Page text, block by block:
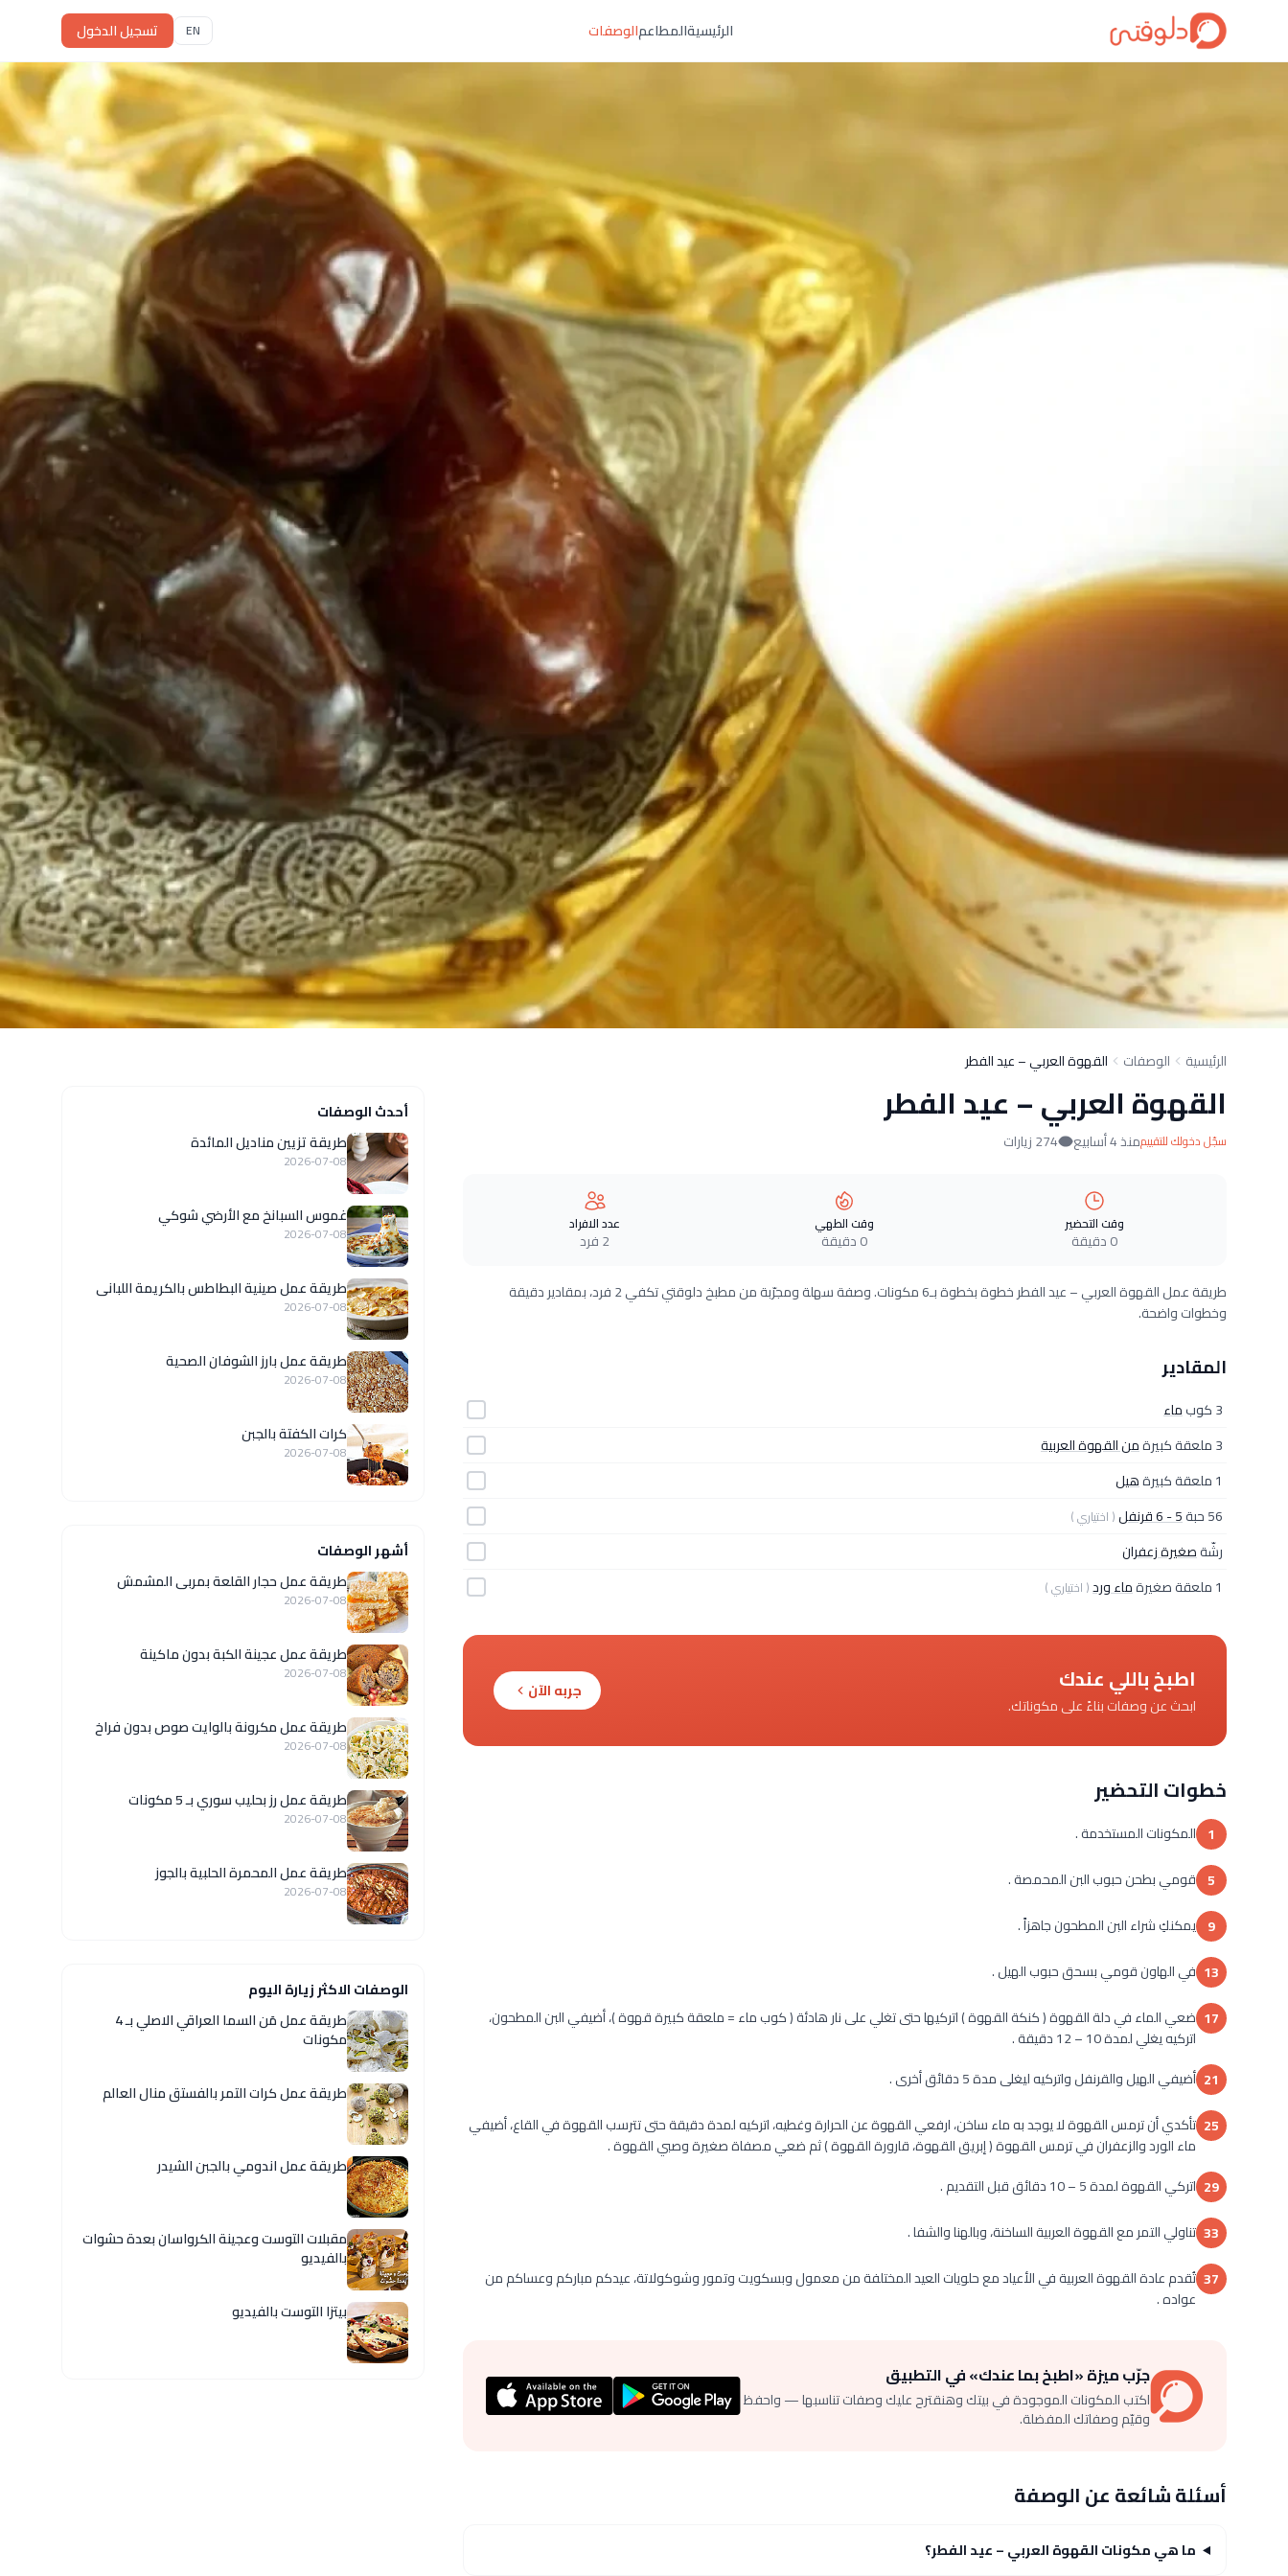
الرئيسيةالمطاعمالوصفات EN تسجيل الدخول
الرئيسية الوصفات القهوة العربي – عيد الفطر
القهوة العربي – عيد الفطر
سجّل دخولك للتقييممنذ 4 أسابيع 274 زيارات
وقت التحضير
0 دقيقة
وقت الطهي
0 دقيقة
عدد الافراد
2 فرد
طريقة عمل القهوة العربي – عيد الفطر خطوة بخطوة بـ6 مكونات. وصفة سهلة ومجرّبة من مطبخ دلوقتي تكفي 2 فرد، بمقادير دقيقة
وخطوات واضحة.
المقادير
3 كوب
ماء
3 ملعقة كبيرة
من القهوة العربية
1 ملعقة كبيرة
هيل
56 حبة
5 - 6 قرنفل ( اختياري )
رشّةصغيرة زعفران
1 ملعقة صغيرة
ماء ورد( اختياري )
اطبخ باللي عندك
ابحث عن وصفات بناءً على مكوناتك.
جربه الآن
خطوات التحضير
1 المكونات المستخدمة .
5 قومي بطحن حبوب البن المحمصة .
9 يمكنكِ شراء البن المطحون جاهزاً .
13 في الهاون قومي بسحق حبوب الهيل .
17 ضعي الماء في دلة القهوة ( كنكة القهوة ) اتركيها حتى تغلي على نار هادئة ( كوب ماء = ملعقة كبيرة قهوة )، أضيفي البن المطحون،
اتركيه يغلي لمدة 10 – 12 دقيقة .
21 أضيفي الهيل والقرنفل واتركيه ليغلى مدة 5 دقائق أخرى .
25 تأكدي أن ترمس القهوة لا يوجد به ماء ساخن، ارفعي القهوة عن الحرارة وغطيه، اتركيه لمدة دقيقة حتى تترسب القهوة في القاع، أضيفي
ماء الورد والزعفران في ترمس القهوة ( إبريق القهوة، قارورة القهوة ) ثم ضعي مصفاة صغيرة وصبي القهوة .
29 اتركي القهوة لمدة 5 – 10 دقائق قبل التقديم .
33 تناولي التمر مع القهوة العربية الساخنة، وبالهنا والشفا .
37 تُقدم عادة القهوة العربية في الأعياد مع حلويات العيد المختلفة من معمول وبسكويت وتمور وشوكولاتة، عيدكم مباركم وعساكم من
عواده .
جرّب ميزة «اطبخ بما عندك» في التطبيق
اكتب المكونات الموجودة في بيتك وهنقترح عليك وصفات تناسبها — واحفظ
وقيّم وصفاتك المفضلة.
أسئلة شائعة عن الوصفة
ما هي مكونات القهوة العربي – عيد الفطر؟
أحدث الوصفات
طريقة تزيين مناديل المائدة
2026-07-08
غموس السبانخ مع الأرضي شوكي
2026-07-08
طريقة عمل صينية البطاطس بالكريمة اللبانى
2026-07-08
طريقة عمل بارز الشوفان الصحية
2026-07-08
كرات الكفتة بالجبن
2026-07-08
أشهر الوصفات
طريقة عمل حجار القلعة بمربى المشمش
2026-07-08
طريقة عمل عجينة الكبة بدون ماكينة
2026-07-08
طريقة عمل مكرونة بالوايت صوص بدون فراخ
2026-07-08
طريقة عمل رز بحليب سوري بـ 5 مكونات
2026-07-08
طريقة عمل المحمرة الحلبية بالجوز
2026-07-08
الوصفات الاكثر زيارة اليوم
طريقة عمل مَن السما العراقي الاصلي بـ 4
مكونات
طريقة عمل كرات التمر بالفستق منال العالم
طريقة عمل اندومي بالجبن الشيدر
مقبلات التوست وعجينة الكرواسان بعدة حشوات
بالفيديو
بيتزا التوست بالفيديو